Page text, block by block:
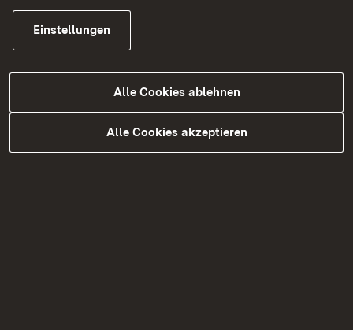
Eichamts in Heilbronn bestens auf seine neue
Rolle als Referatsleiter des eichtechnischen
Vollzugs, Zentrum Mitte, vorbereitet. Davon
konnte ich mich zuletzt im Rahmen seiner Rede
am neuen Dienstsitz in Fellbach persönlich
überzeugen, so Regierungspräsident Klaus
Tappeser bei der Amtseinsetzung. „Ich bin
Einstellungen
Alle Cookies ablehnen
Alle Cookies akzeptieren